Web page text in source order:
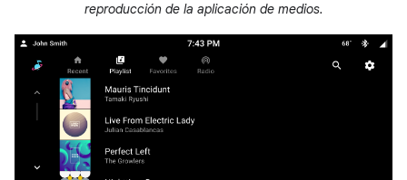
reproducción de la aplicación de medios.